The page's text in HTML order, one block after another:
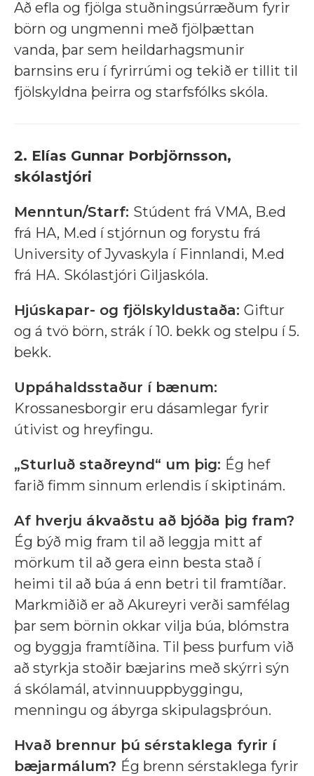
Að efla og fjölga stuðningsúrræðum fyrir
börn og ungmenni með fjölþættan
vanda, þar sem heildarhagsmunir
barnsins eru í fyrirrúmi og tekið er tillit til
fjölskyldna þeirra og starfsfólks skóla.
2. Elías Gunnar Þorbjörnsson,
skólastjóri
Menntun/Starf: Stúdent frá VMA, B.ed
frá HA, M.ed í stjórnun og forystu frá
University of Jyvaskyla í Finnlandi, M.ed
frá HA. Skólastjóri Giljaskóla.
Hjúskapar- og fjölskyldustaða: Giftur
og á tvö börn, strák í 10. bekk og stelpu í 5.
bekk.
Uppáhaldsstaður í bænum:
Krossanesborgir eru dásamlegar fyrir
útivist og hreyfingu.
„Sturluð staðreynd“ um þig: Ég hef
farið fimm sinnum erlendis í skiptinám.
Af hverju ákvaðstu að bjóða þig fram?
Ég býð mig fram til að leggja mitt af
mörkum til að gera einn besta stað í
heimi til að búa á enn betri til framtíðar.
Markmiðið er að Akureyri verði samfélag
þar sem börnin okkar vilja búa, blómstra
og byggja framtíðina. Til þess þurfum við
að styrkja stoðir bæjarins með skýrri sýn
á skólamál, atvinnuuppbyggingu,
menningu og ábyrga skipulagsþróun.
Hvað brennur þú sérstaklega fyrir í
bæjarmálum? Ég brenn sérstaklega fyrir